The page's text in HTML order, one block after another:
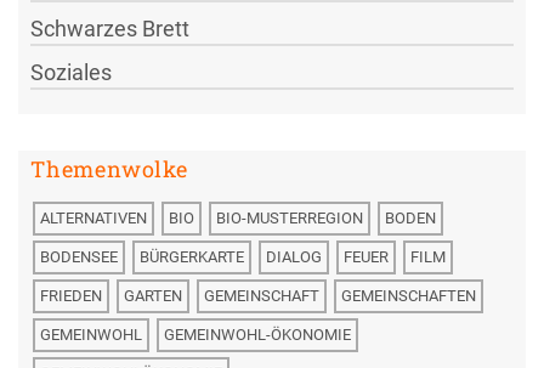
Schwarzes Brett
Soziales
Themenwolke
ALTERNATIVEN BIO BIO-MUSTERREGION BODEN
BODENSEE BÜRGERKARTE DIALOG FEUER FILM
FRIEDEN GARTEN GEMEINSCHAFT GEMEINSCHAFTEN
GEMEINWOHL GEMEINWOHL-ÖKONOMIE